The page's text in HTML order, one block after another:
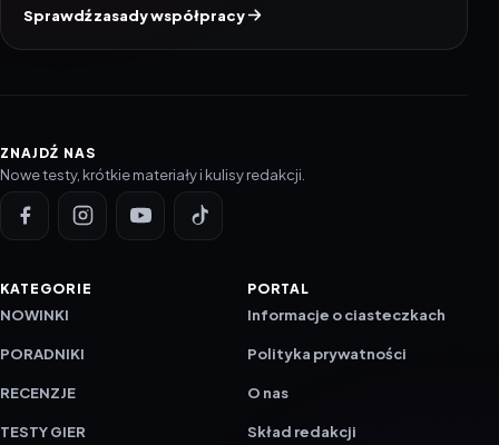
Sprawdź zasady współpracy
ZNAJDŹ NAS
Nowe testy, krótkie materiały i kulisy redakcji.
KATEGORIE
NOWINKI
PORADNIKI
RECENZJE
TESTY GIER
PORTAL
Informacje o ciasteczkach
Polityka prywatności
O nas
Skład redakcji